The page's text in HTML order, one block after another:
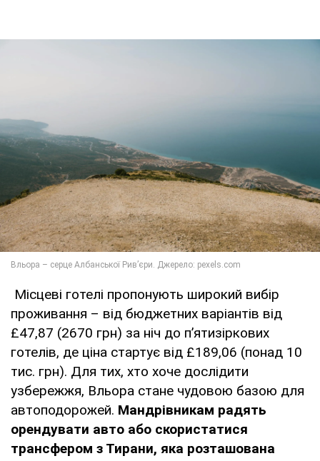
Місцеві готелі пропонують широкий вибір
проживання – від бюджетних варіантів від
£47,87 (2670 грн) за ніч до п’ятизіркових
готелів, де ціна стартує від £189,06 (понад 10
тис. грн). Для тих, хто хоче дослідити
узбережжя, Вльора стане чудовою базою для
автоподорожей. Мандрівникам радять
орендувати авто або скористатися
трансфером з Тирани, яка розташована